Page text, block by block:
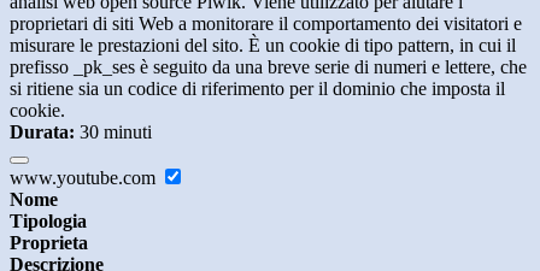
proprietari di siti Web a monitorare il comportamento dei visitatori e
misurare le prestazioni del sito. È un cookie di tipo pattern, in cui il
prefisso _pk_ses è seguito da una breve serie di numeri e lettere, che
si ritiene sia un codice di riferimento per il dominio che imposta il
cookie.
Durata: 30 minuti
www.youtube.com
Nome
Tipologia
Proprieta
Descrizione